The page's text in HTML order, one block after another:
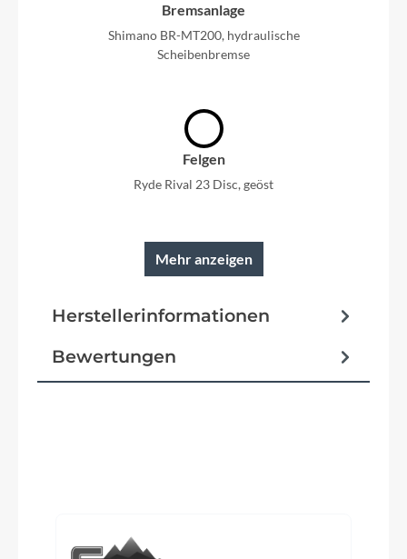
Bremsanlage
Shimano BR-MT200, hydraulische
Scheibenbremse
Felgen
Ryde Rival 23 Disc, geöst
Curana Apollo, mit Edelstahlstreben
Pedale
Mehr anzeigen
Herstellerinformationen
Bewertungen